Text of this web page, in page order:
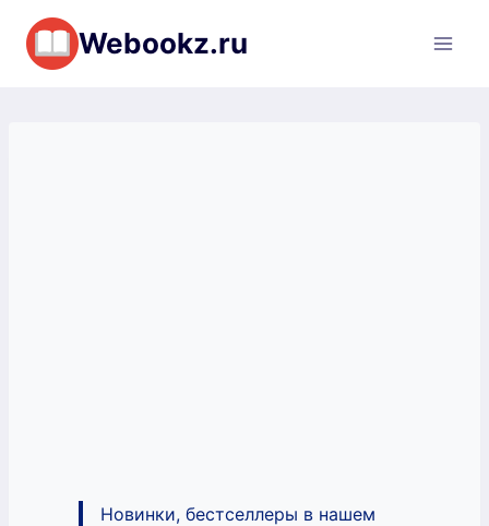
Перейти
содержимому
Webookz.ru
Новинки, бестселлеры в нашем